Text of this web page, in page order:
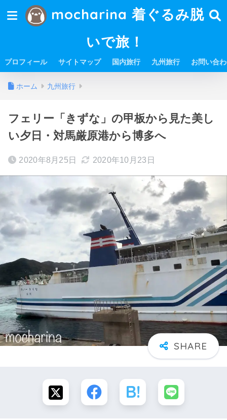
mocharina 着ぐるみ脱
いで旅！
プロフィール サイトマップ 国内旅行 九州旅行 お問い合
ホーム 九州旅行
フェリー「きずな」の甲板から見た美し
い夕日・対馬厳原港から博多へ
2020年8月25日 2020年10月23日